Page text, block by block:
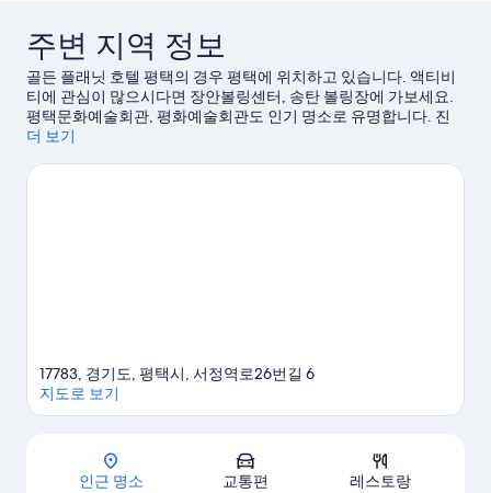
기
1,006
개
주변 지역 정보
골든 플래닛 호텔 평택의 경우 평택에 위치하고 있습니다. 액티비
티에 관심이 많으시다면 장안볼링센터, 송탄 볼링장에 가보세요.
평택문화예술회관, 평화예술회관도 인기 명소로 유명합니다. 진
위헌 시민 유원지, 한국SGI 평택 문화회관도 놓치지 마세요.
더 보기
지도
17783, 경기도, 평택시, 서정역로26번길 6
지도로 보기
인근 명소 교통편 레스토랑